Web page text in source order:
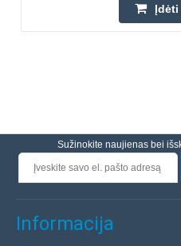
Įdėti
Sužinokite naujienas bei
Informacija